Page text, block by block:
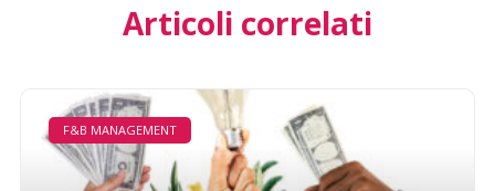
Articoli correlati
F&B MANAGEMENT